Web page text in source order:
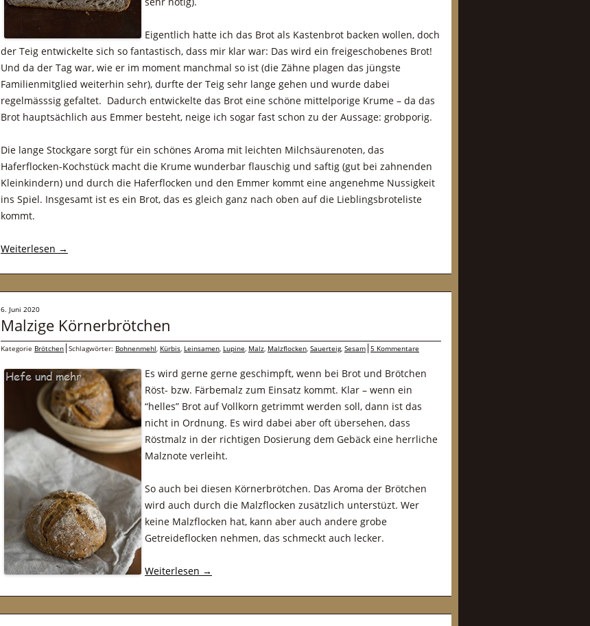
Eigentlich hatte ich das Brot als Kastenbrot backen wollen, doch
der Teig entwickelte sich so fantastisch, dass mir klar war: Das wird ein freigeschobenes Brot!
Und da der Tag war, wie er im moment manchmal so ist (die Zähne plagen das jüngste
Familienmitglied weiterhin sehr), durfte der Teig sehr lange gehen und wurde dabei
regelmässsig gefaltet. Dadurch entwickelte das Brot eine schöne mittelporige Krume – da das
Brot hauptsächlich aus Emmer besteht, neige ich sogar fast schon zu der Aussage: grobporig.
Die lange Stockgare sorgt für ein schönes Aroma mit leichten Milchsäurenoten, das
Haferflocken-Kochstück macht die Krume wunderbar flauschig und saftig (gut bei zahnenden
Kleinkindern) und durch die Haferflocken und den Emmer kommt eine angenehme Nussigkeit
ins Spiel. Insgesamt ist es ein Brot, das es gleich ganz nach oben auf die Lieblingsbroteliste
kommt.
Weiterlesen →
6. Juni 2020
Malzige Körnerbrötchen
Kategorie Brötchen Schlagwörter: Bohnenmehl, Kürbis, Leinsamen, Lupine, Malz, Malzflocken, Sauerteig, Sesam 5 Kommentare
Es wird gerne gerne geschimpft, wenn bei Brot und Brötchen
Röst- bzw. Färbemalz zum Einsatz kommt. Klar – wenn ein
“helles” Brot auf Vollkorn getrimmt werden soll, dann ist das
nicht in Ordnung. Es wird dabei aber oft übersehen, dass
Röstmalz in der richtigen Dosierung dem Gebäck eine herrliche
Malznote verleiht.
So auch bei diesen Körnerbrötchen. Das Aroma der Brötchen
wird auch durch die Malzflocken zusätzlich unterstüzt. Wer
keine Malzflocken hat, kann aber auch andere grobe
Getreideflocken nehmen, das schmeckt auch lecker.
Weiterlesen →